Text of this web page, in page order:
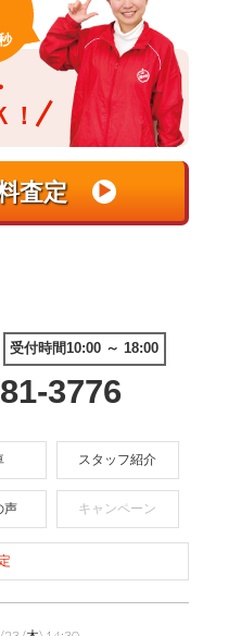
受付時間10:00 ～ 18:00
3776
スタッフ紹介
声 キャンペーン